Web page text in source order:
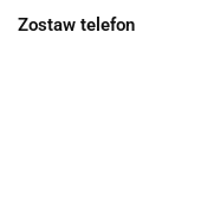
Zostaw telefon